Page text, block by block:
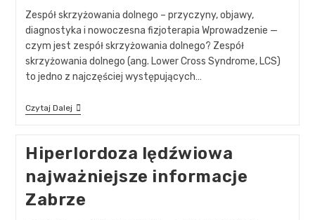
Zespół skrzyżowania dolnego – przyczyny, objawy,
diagnostyka i nowoczesna fizjoterapia Wprowadzenie —
czym jest zespół skrzyżowania dolnego? Zespół
skrzyżowania dolnego (ang. Lower Cross Syndrome, LCS)
to jedno z najczęściej występujących…
Czytaj Dalej
Hiperlordoza lędźwiowa
najważniejsze informacje
Zabrze